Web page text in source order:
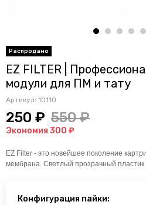
EZ FILTER |
модули для ПМ и тату
Артикул: 10110
250 ₽ 550 ₽
Экономия 300 ₽
EZ Filter - это новейшее поколение
мембрана. Светлый прозрачный
Конфигурация пайки: